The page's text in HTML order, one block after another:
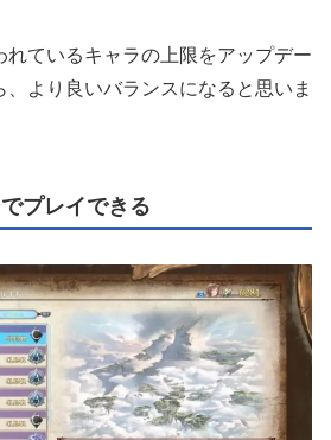
れているキャラの上限をアップデー
、より良いバランスになると思いま
プレイできる